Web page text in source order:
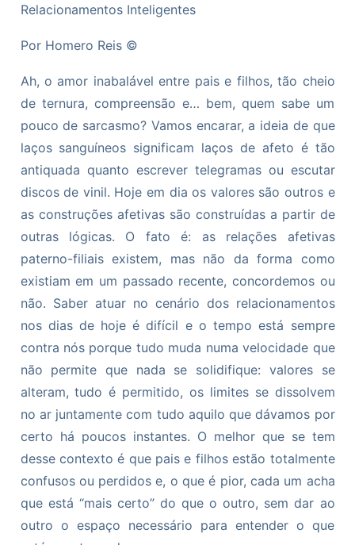
Relacionamentos Inteligentes
Por Homero Reis ©
Ah, o amor inabalável entre pais e filhos, tão cheio
de ternura, compreensão e… bem, quem sabe um
pouco de sarcasmo? Vamos encarar, a ideia de que
laços sanguíneos significam laços de afeto é tão
antiquada quanto escrever telegramas ou escutar
discos de vinil. Hoje em dia os valores são outros e
as construções afetivas são construídas a partir de
outras lógicas. O fato é: as relações afetivas
paterno-filiais existem, mas não da forma como
existiam em um passado recente, concordemos ou
não. Saber atuar no cenário dos relacionamentos
nos dias de hoje é difícil e o tempo está sempre
contra nós porque tudo muda numa velocidade que
não permite que nada se solidifique: valores se
alteram, tudo é permitido, os limites se dissolvem
no ar juntamente com tudo aquilo que dávamos por
certo há poucos instantes. O melhor que se tem
desse contexto é que pais e filhos estão totalmente
confusos ou perdidos e, o que é pior, cada um acha
que está “mais certo” do que o outro, sem dar ao
outro o espaço necessário para entender o que